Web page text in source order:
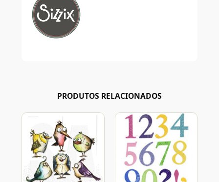
PRODUTOS RELACIONADOS